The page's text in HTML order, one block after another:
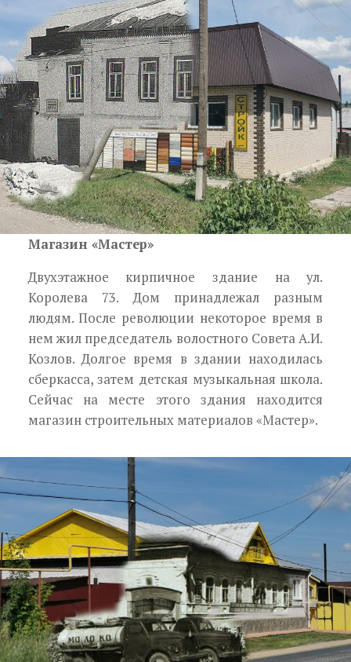
Магазин «Мастер»
Двухэтажное кирпичное здание на ул.
Королева 73. Дом принадлежал разным
людям. После революции некоторое время в
нем жил председатель волостного Совета А.И.
Козлов. Долгое время в здании находилась
сберкасса, затем детская музыкальная школа.
Сейчас на месте этого здания находится
магазин строительных материалов «Мастер».